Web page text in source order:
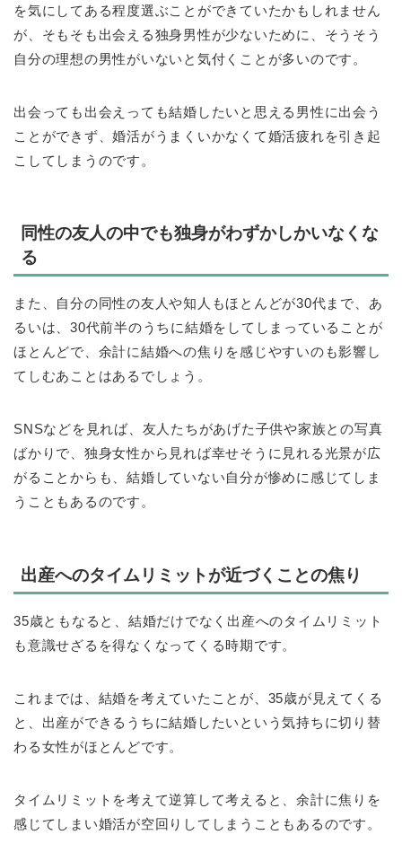
を気にしてある程度選ぶことができていたかもしれません
が、そもそも出会える独身男性が少ないために、そうそう
自分の理想の男性がいないと気付くことが多いのです。
出会っても出会えっても結婚したいと思える男性に出会う
ことができず、婚活がうまくいかなくて婚活疲れを引き起
こしてしまうのです。
同性の友人の中でも独身がわずかしかいなくな
る
また、自分の同性の友人や知人もほとんどが30代まで、あ
るいは、30代前半のうちに結婚をしてしまっていることが
ほとんどで、余計に結婚への焦りを感じやすいのも影響し
てしむあことはあるでしょう。
SNSなどを見れば、友人たちがあげた子供や家族との写真
ばかりで、独身女性から見れば幸せそうに見れる光景が広
がることからも、結婚していない自分が惨めに感じてしま
うこともあるのです。
出産へのタイムリミットが近づくことの焦り
35歳ともなると、結婚だけでなく出産へのタイムリミット
も意識せざるを得なくなってくる時期です。
これまでは、結婚を考えていたことが、35歳が見えてくる
と、出産ができるうちに結婚したいという気持ちに切り替
わる女性がほとんどです。
タイムリミットを考えて逆算して考えると、余計に焦りを
感じてしまい婚活が空回りしてしまうこともあるのです。